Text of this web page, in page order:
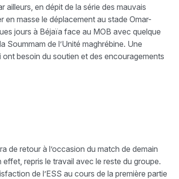
ailleurs, en dépit de la série des mauvais
masse le déplacement au stade Omar-
jours à Béjaïa face au MOB avec quelque
Soummam de l’Unité maghrébine. Une
besoin du soutien et des encouragements
de retour à l’occasion du match de demain
repris le travail avec le reste du groupe.
de l’ESS au cours de la première partie